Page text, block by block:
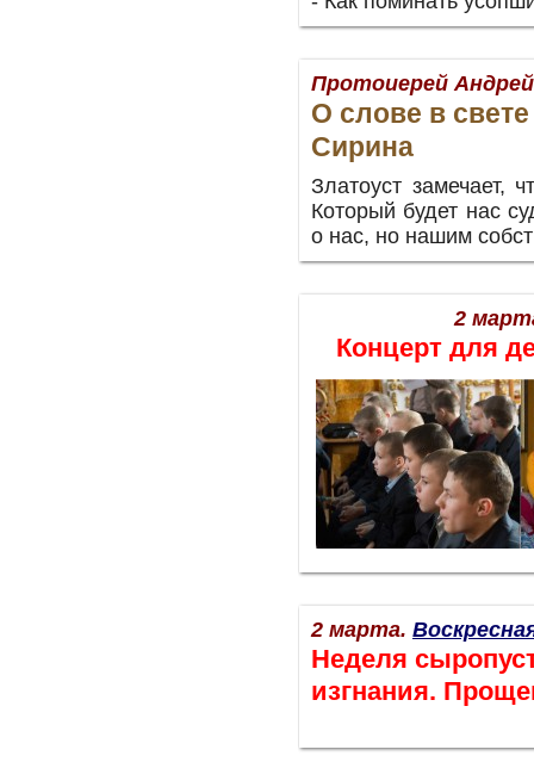
Протоиерей Андрей
О слове в
Сирина
Златоуст замечает,
Который будет нас
о нас, но нашим
2
Концерт для
2 марта.
Неделя
изгнания.